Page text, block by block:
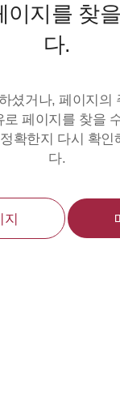
이지를 찾
다.
셨거나, 페이지의
로 페이지를 찾을
확한지 다시 확인
다.
지